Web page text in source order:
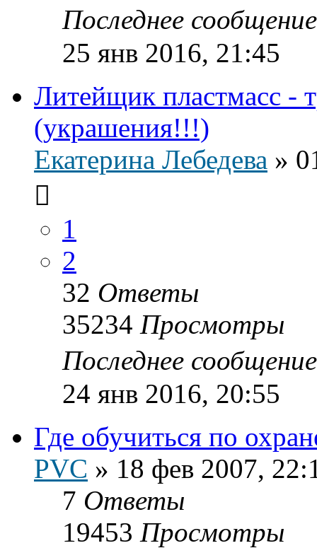
Последнее
25 янв 2016, 21:45
Литейщик пластмасс -
(украшения!!!)
Екатерина Лебедева »
1
2
32 Ответы
35234 Просмотры
Последнее
24 янв 2016, 20:55
Где обучиться по
PVC » 18 фев 2007,
7 Ответы
19453 Просмотры